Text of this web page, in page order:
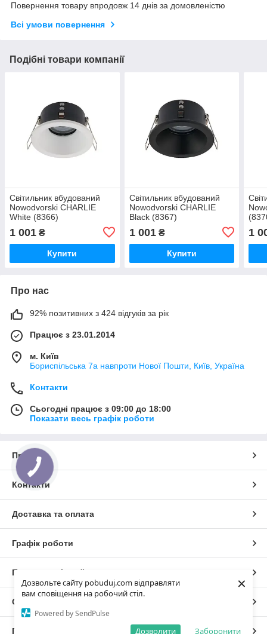
Дозвольте сайту pobuduj.com відправляти
вам сповіщення на робочий стіл.
Powered by SendPulse
Заборонити
Дозволити
×
Повернення товару впродовж 14 днів за домовленістю
Всі умови повернення
Подібні товари компанії
Світильник вбудований
Nowodvorski CHARLIE
White (8366)
1 001 ₴
Купити
Світильник вбудований
Nowodvorski CHARLIE
Black (8367)
1 001₴
Купити
1
Про нас
92% позитивних з 424 відгуків за рік
Працює з 23.01.2014
м. Київ
Бориспільська 7а навпроти Нової Пошти, Київ, Україна
Контакти
Сьогодні працює з 09:00 до 18:00
Показати весь графік роботи
Про нас
Контакти
Доставка та оплата
Графік роботи
Повна версія сайту
Сайт створено на маркетплейсі
Політика конфіденційності